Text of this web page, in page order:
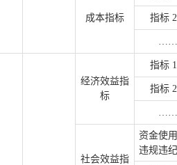
成本指标 指标
……
经济效益指
标
指标
指标
……
社会效益指
资金使
违规违